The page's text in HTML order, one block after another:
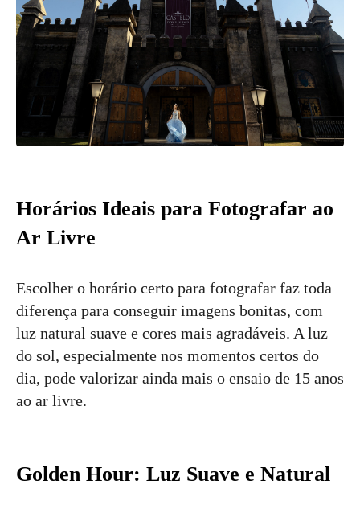
Horários Ideais para Fotografar ao
Ar Livre
Escolher o horário certo para fotografar faz toda
diferença para conseguir imagens bonitas, com
luz natural suave e cores mais agradáveis. A luz
do sol, especialmente nos momentos certos do
dia, pode valorizar ainda mais o ensaio de 15 anos
ao ar livre.
Golden Hour: Luz Suave e Natural